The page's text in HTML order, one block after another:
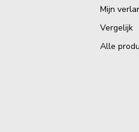
Mijn
Vergelijk
Alle